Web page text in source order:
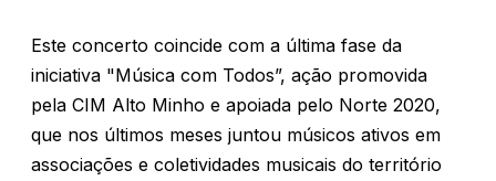
Este concerto coincide com a última fase da
iniciativa "Música com Todos”, ação promovida
pela CIM Alto Minho e apoiada pelo Norte 2020,
que nos últimos meses juntou músicos ativos em
associações e coletividades musicais do território